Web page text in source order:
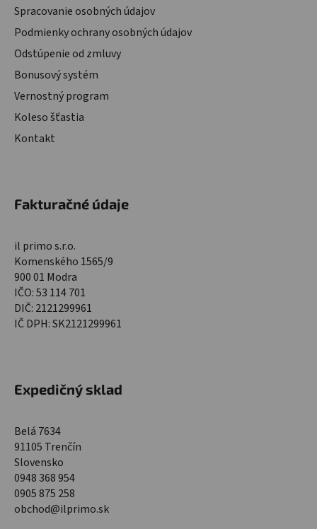
Spracovanie osobných údajov
Podmienky ochrany osobných údajov
Odstúpenie od zmluvy
Bonusový systém
Vernostný program
Koleso šťastia
Kontakt
Fakturačné údaje
il primo s.r.o.
Komenského 1565/9
900 01 Modra
IČO: 53 114 701
DIČ: 2121299961
IČ DPH: SK2121299961
Expedičný sklad
Belá 7634
91105 Trenčín
Slovensko
0948 368 954
0905 875 258
obchod@ilprimo.sk